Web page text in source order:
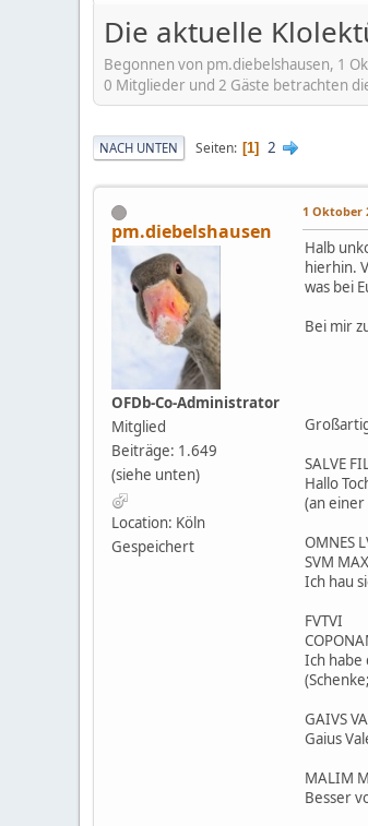
Die aktuelle
Begonnen von pm.diebelshausen, 1
0 Mitglieder und 2 Gäste betrachten
NACH UNTEN Seiten 1 2
pm.diebelshausen
OFDb-Co-Administrator
Mitglied
Beiträge: 1.649
(siehe unten)
Location: Köln
Gespeichert
1 Oktober
Halb
hierhin.
was bei
Bei mir
SALVE
Hallo
(an
OMNES
SVM
Ich hau
FVTVI
Ich habe
GAIVS
Gaius
MALIM
Besser